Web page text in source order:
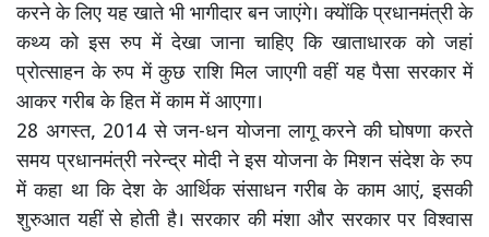
करने के लिए यह खाते भी भागीदार बन जाएंगे। क्योंकि प्रधानमंत्री के
कथ्य को इस रुप में देखा जाना चाहिए कि खाताधारक को जहां
प्रोत्साहन के रुप में कुछ राशि मिल जाएगी वहीं यह पैसा सरकार में
आकर गरीब के हित में काम में आएगा।
28 अगस्त, 2014 से जन-धन योजना लागू करने की घोषणा करते
समय प्रधानमंत्री नरेन्द्र मोदी ने इस योजना के मिशन संदेश के रुप
में कहा था कि देश के आर्थिक संसाधन गरीब के काम आएं, इसकी
शुरुआत यहीं से होती है। सरकार की मंशा और सरकार पर विश्वास